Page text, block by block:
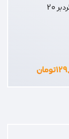
20
تومان